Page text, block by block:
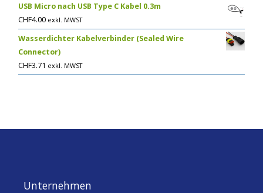
USB Micro nach USB Type C Kabel 0.3m
CHF4.00 exkl. MWST
Wasserdichter Kabelverbinder (Sealed Wire
Connector)
CHF3.71 exkl. MWST
Unternehmen